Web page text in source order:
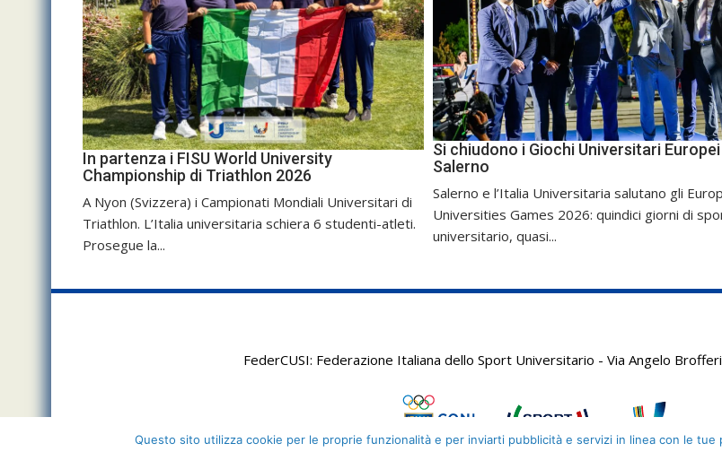
In partenza i FISU World University
Championship di Triathlon 2026
A Nyon (Svizzera) i Campionati Mondiali Universitari di
Triathlon. L’Italia universitaria schiera 6 studenti-atleti.
Prosegue la...
Si chiudono i Giochi Universitari
Salerno
Salerno e l’Italia Universitaria salutano gli
Universities Games 2026: quindici giorni di
universitario, quasi...
FederCUSI: Federazione Italiana dello Sport Universitario - Via Angelo
Questo sito utilizza cookie per le proprie funzionalità e per inviarti pubblicità e servizi in linea con le tue